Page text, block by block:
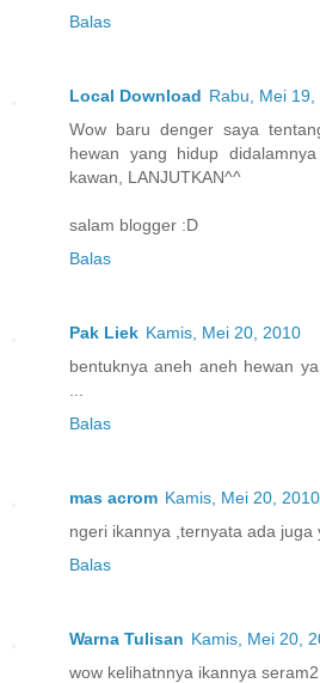
Balas
Local Download Rabu, Mei 19,
Wow baru denger saya
hewan yang hidup
kawan, LANJUTKAN^^
salam blogger :D
Balas
Pak Liek Kamis, Mei 20, 2010
bentuknya aneh aneh hewan
Balas
mas acrom Kamis, Mei 20, 2010
ngeri ikannya ,ternyata ada
Balas
Warna Tulisan Kamis, Mei 20,
wow kelihatnnya ikannya seram2